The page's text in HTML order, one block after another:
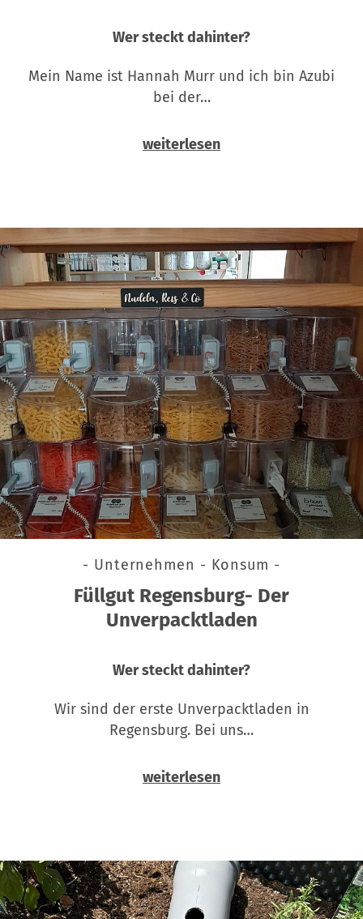
Wer steckt dahinter?
Mein Name ist Hannah Murr und ich bin Azubi
bei der…
weiterlesen
- Unternehmen - Konsum -
Füllgut Regensburg- Der
Unverpacktladen
Wer steckt dahinter?
Wir sind der erste Unverpacktladen in
Regensburg. Bei uns…
weiterlesen